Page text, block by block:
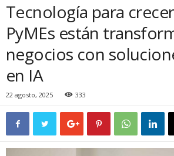
Tecnología para
PyMEs están
negocios con
en IA
22 agosto, 2025 333